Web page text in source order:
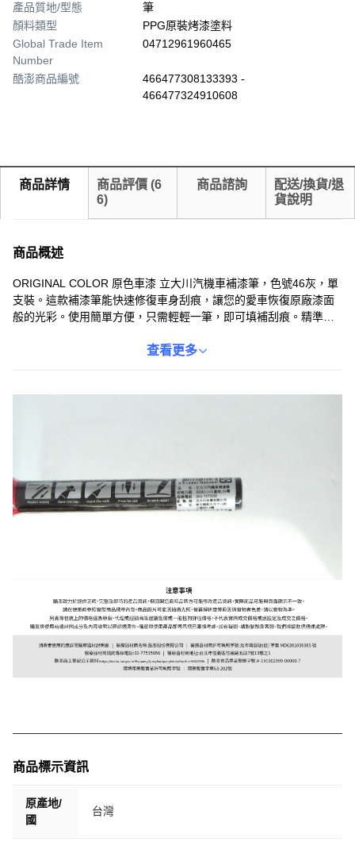
產品質地/型態
筆
顏料類型
PPG原裝烤漆塗料
Global Trade Item
Number
04712961960465
酷澎商品編號
466477308133393 -
466477324910608
商品詳情 商品評價 (6
6)
商品諮詢
配送/換貨/退
貨說明
商品概述
ORIGINAL COLOR 原色車漆 立大川汽機車補漆筆，色號46灰，單
支裝。這款補漆筆能快速修復車身刮痕，讓您的愛車恢復原廠漆面
般的光彩。使用簡單方便，只需輕輕一筆，即可填補刮痕。精準調
機車，是您日常維護愛車的理想選擇。讓您的愛車隨時保持最佳狀
查看更多
商品標示資訊
原產地/
國
台灣